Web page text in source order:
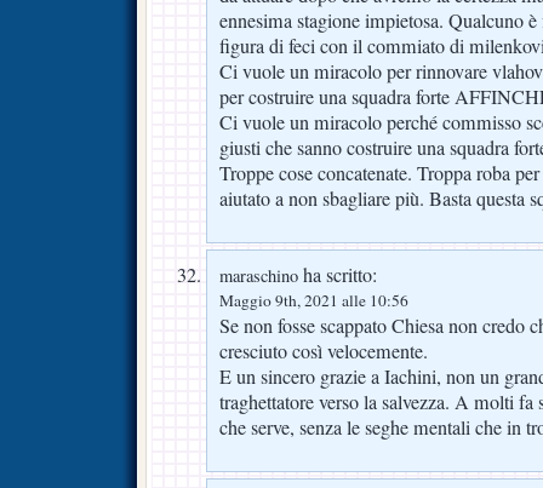
ennesima stagione impietosa. Qualcuno
figura di feci con il commiato di
Ci vuole un miracolo per rinnovare
per costruire una squadra forte
Ci vuole un miracolo perché commisso
giusti che sanno costruire una squadra
Troppe cose concatenate. Troppa roba
aiutato a non sbagliare più. Basta questa
maraschino ha scritto:
Maggio 9th, 2021 alle 10:56
Se non fosse scappato Chiesa non credo
cresciuto così velocemente.
E un sincero grazie a Iachini, non un
traghettatore verso la salvezza. A molti fa
che serve, senza le seghe mentali che in